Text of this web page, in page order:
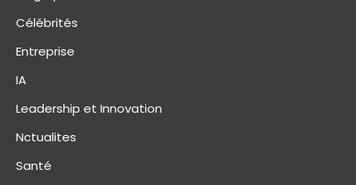
Célébrités
Entreprise
IA
Leadership et Innovation
Nctualites
Santé